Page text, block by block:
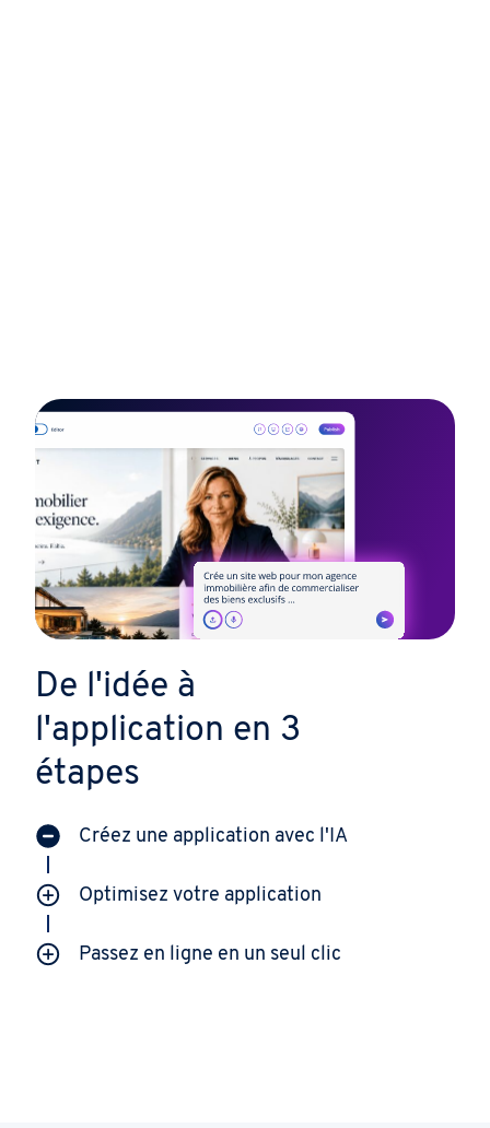
De l'idée à
l'application en 3
étapes
Créez une application avec l'IA
Optimisez votre application
Passez en ligne en un seul clic